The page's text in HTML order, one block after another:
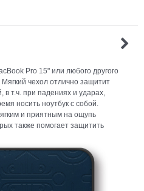
Pro 15" или любого другого
чехол отлично защитит
т.ч. при падениях и ударах,
носить ноутбук с собой.
и приятным на ощупь
также помогает защитить